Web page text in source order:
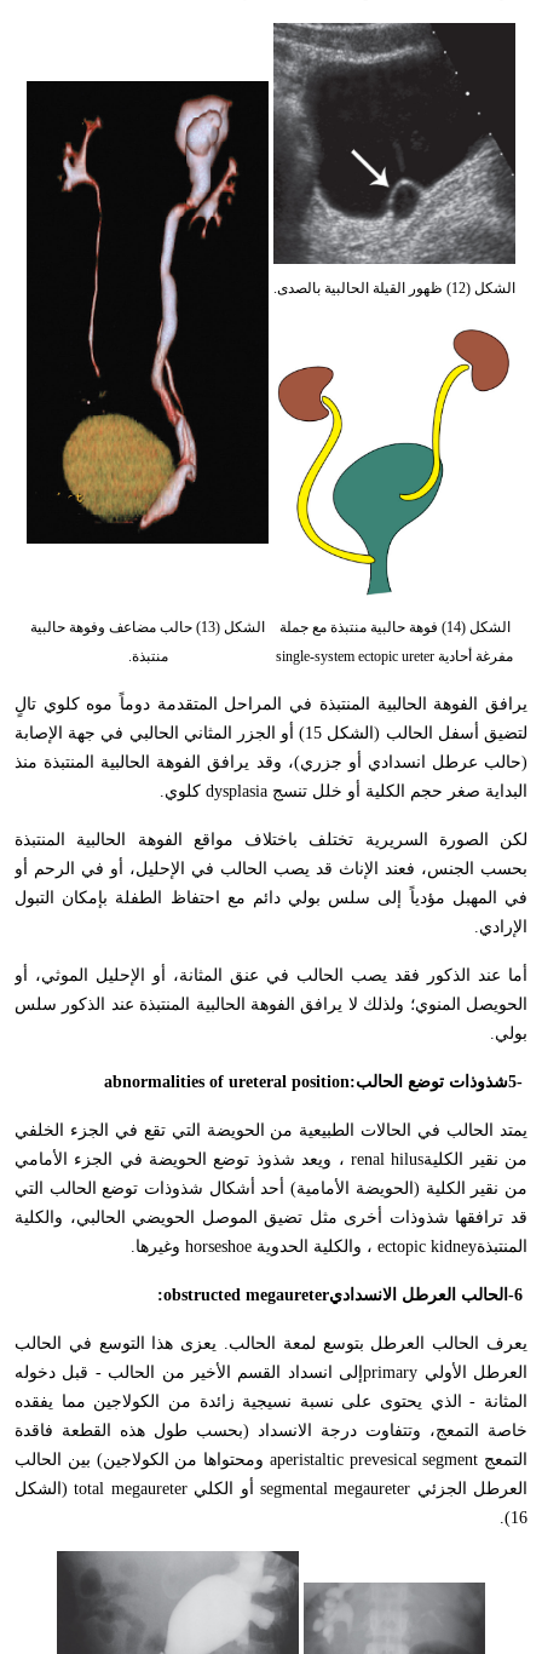
الشكل (12) ظهور القيلة الحالبية بالصدى.
الشكل (14) فوهة حالبية منتبذة مع جملة
مفرغة أحادية single-system ectopic ureter
الشكل (13) حالب مضاعف وفوهة حالبية
منتبذة.
يرافق الفوهة الحالبية المنتبذة في المراحل المتقدمة دوماً موه كلوي تالٍ
لتضيق أسفل الحالب (الشكل 15) أو الجزر المثاني الحالبي في جهة الإصابة
(حالب عرطل انسدادي أو جزري)، وقد يرافق الفوهة الحالبية المنتبذة منذ
البداية صغر حجم الكلية أو خلل تنسج dysplasia كلوي.
لكن الصورة السريرية تختلف باختلاف مواقع الفوهة الحالبية المنتبذة
بحسب الجنس، فعند الإناث قد يصب الحالب في الإحليل، أو في الرحم أو
في المهبل مؤدياً إلى سلس بولي دائم مع احتفاظ الطفلة بإمكان التبول
الإرادي.
أما عند الذكور فقد يصب الحالب في عنق المثانة، أو الإحليل الموثي، أو
الحويصل المنوي؛ ولذلك لا يرافق الفوهة الحالبية المنتبذة عند الذكور سلس
بولي.
5-شذوذات توضع الحالبabnormalities of ureteral position:
يمتد الحالب في الحالات الطبيعية من الحويضة التي تقع في الجزء الخلفي
من نقير الكليةrenal hilus ، ويعد شذوذ توضع الحويضة في الجزء الأمامي
من نقير الكلية (الحويضة الأمامية) أحد أشكال شذوذات توضع الحالب التي
قد ترافقها شذوذات أخرى مثل تضيق الموصل الحويضي الحالبي، والكلية
المنتبذةectopic kidney ، والكلية الحدوية horseshoe وغيرها.
-6 الحالب العرطل الانسدادي:obstructed megaureter
يعرف الحالب العرطل بتوسع لمعة الحالب. يعزى هذا التوسع في الحالب
العرطل الأولي primaryإلى انسداد القسم الأخير من الحالب - قبل دخوله
المثانة - الذي يحتوى على نسبة نسيجية زائدة من الكولاجين مما يفقده
خاصة التمعج، وتتفاوت درجة الانسداد (بحسب طول هذه القطعة فاقدة
التمعج aperistaltic prevesical segment ومحتواها من الكولاجين) بين الحالب
العرطل الجزئي segmental megaureter أو الكلي total megaureter (الشكل
16).